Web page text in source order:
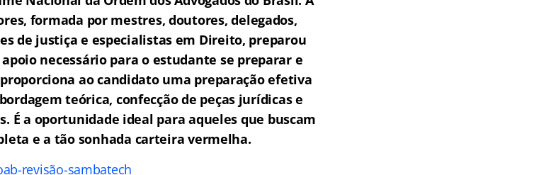
formada por mestres, doutores, delegados,
de justiça e especialistas em Direito, preparou
necessário para o estudante se preparar e
ao candidato uma preparação efetiva
teórica, confecção de peças jurídicas e
É a oportunidade ideal para aqueles que buscam
e a tão sonhada carteira vermelha.